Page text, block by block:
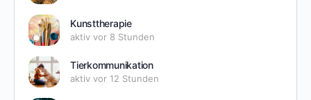
Kunsttherapie
aktiv vor 8 Stunden
Tierkommunikation
aktiv vor 12 Stunden